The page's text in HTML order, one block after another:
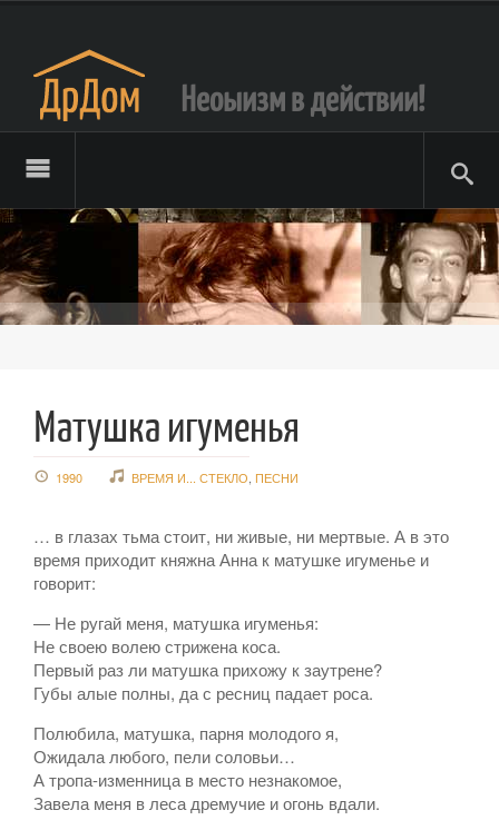
Неоыизм в действии!
Матушка игуменья
1990 ВРЕМЯ И... СТЕКЛО ПЕСНИ
… в глазах тьма стоит, ни живые, ни мертвые. А в это
время приходит княжна Анна к матушке игуменье и
говорит:
— Не ругай меня, матушка игуменья:
Не своею волею стрижена коса.
Первый раз ли матушка прихожу к заутрене?
Губы алые полны, да с ресниц падает роса.
Полюбила, матушка, парня молодого я,
Ожидала любого, пели соловьи…
А тропа-изменница в место незнакомое,
Завела меня в леса дремучие и огонь вдали.